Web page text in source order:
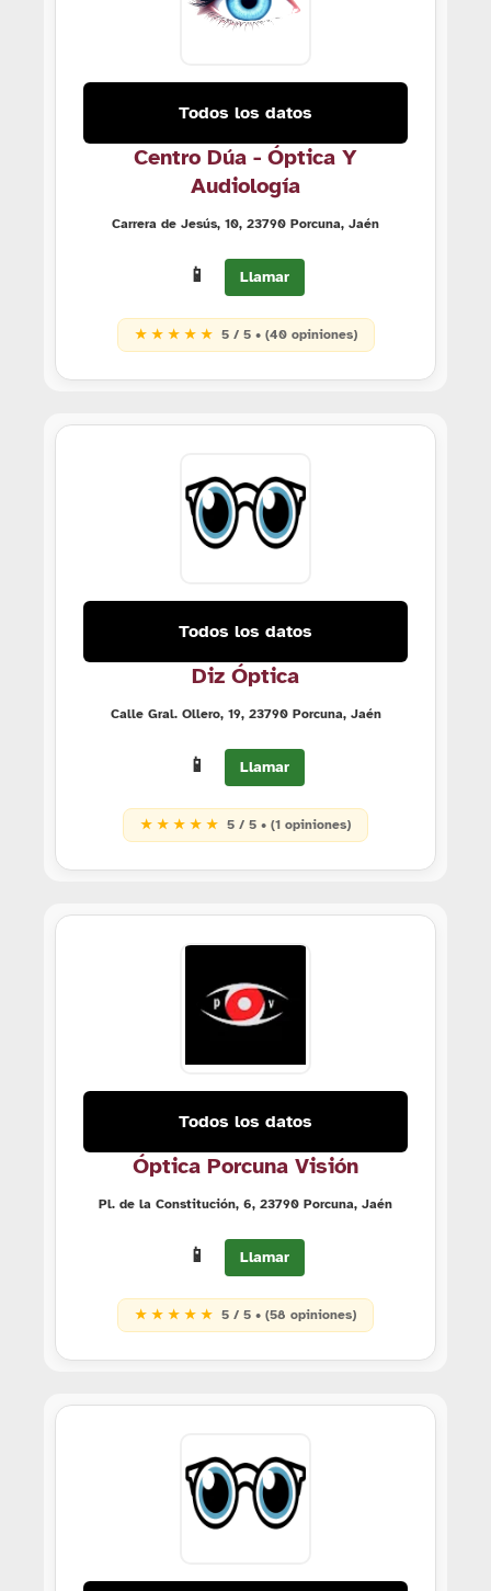
Todos los datos
Centro Dúa - Óptica Y
Audiología
Carrera de Jesús, 10, 23790 Porcuna, Jaén
📱 Llamar
★ ★ ★ ★ ★ 5 / 5 • (40 opiniones)
Todos los datos
Diz Óptica
Calle Gral. Ollero, 19, 23790 Porcuna, Jaén
📱 Llamar
★ ★ ★ ★ ★ 5 / 5 • (1 opiniones)
Todos los datos
Óptica Porcuna Visión
Pl. de la Constitución, 6, 23790 Porcuna, Jaén
📱 Llamar
★ ★ ★ ★ ★ 5 / 5 • (58 opiniones)